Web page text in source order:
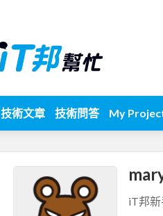
技術文章 技術問答 My
iT邦